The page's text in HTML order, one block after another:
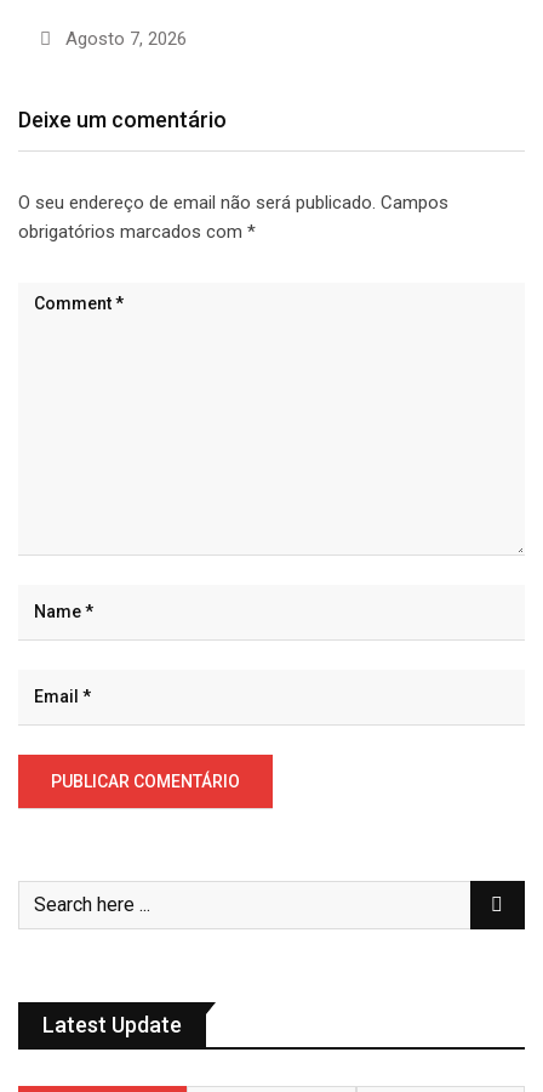
Agosto 7, 2026
Deixe um comentário
O seu endereço de email não será publicado. Campos
obrigatórios marcados com *
Latest Update